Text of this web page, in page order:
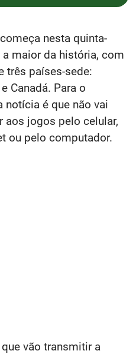
começa nesta quinta-
a maior da história, com
três países-sede:
Canadá. Para o
notícia é que não vai
jogos pelo celular,
ou pelo computador.
vão transmitir a